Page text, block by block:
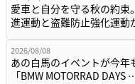
愛車と自分を守る秋の約束
進運動と盗難防止強化運
2026/08/08
あの白馬のイベントが今年
「BMW MOTORRAD DAYS